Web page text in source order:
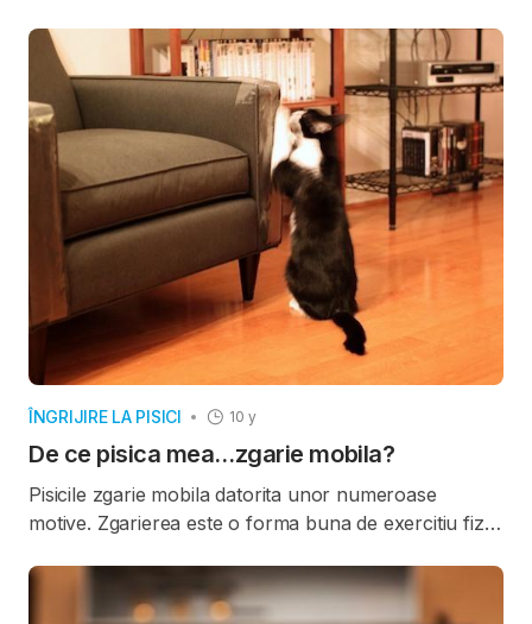
de boala hepatica intalnita lapisiciin nordul Americii,
desi este departe de a fi inca inteleasa. Cele mai
comune semne la pisicile cu acest sindrom sunt cele
care apar la doua sau mai multe saptamani de
anorexie (nu mananca).
ÎNGRIJIRE LA PISICI 10 y
De ce pisica mea…zgarie mobila?
Pisicile zgarie mobila datorita unor numeroase
motive. Zgarierea este o forma buna de exercitiu fizic
intinda corpul si sa-si extinda si retracteze ghearele.
Atunci cand zgarie, aceasta miscare le ajuta sa-si